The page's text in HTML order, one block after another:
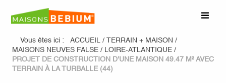
Vous êtes ici : ACCUEIL / TERRAIN + MAISON /
MAISONS NEUVES FALSE / LOIRE-ATLANTIQUE /
PROJET DE CONSTRUCTION D'UNE MAISON 49.47 M² AVEC
TERRAIN À LA TURBALLE (44)